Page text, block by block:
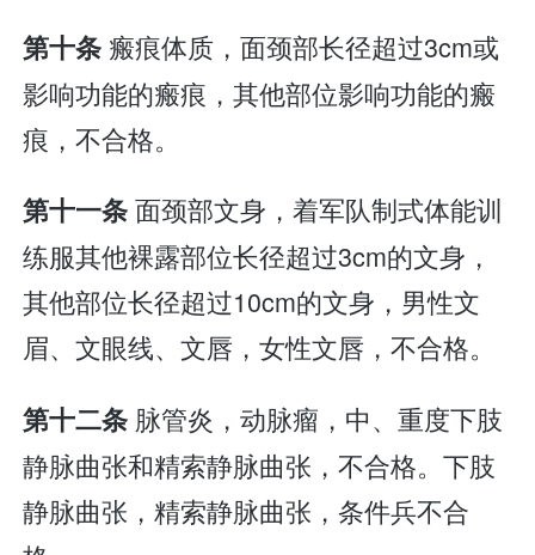
第十条 瘢痕体质，面颈部长径超过3cm或
影响功能的瘢痕，其他部位影响功能的瘢
痕，不合格。
第十一条面颈部文身，着军队制式体能训
练服其他裸露部位长径超过3cm的文身，
其他部位长径超过10cm的文身，男性文
眉、文眼线、文唇，女性文唇，不合格。
第十二条 脉管炎，动脉瘤，中、重度下肢
静脉曲张和精索静脉曲张，不合格。下肢
静脉曲张，精索静脉曲张，条件兵不合